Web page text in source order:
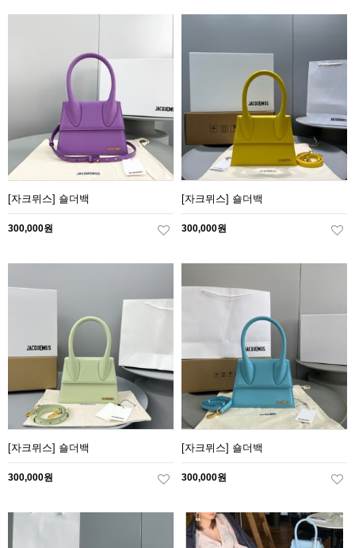
[자크뮈스] 숄더백
300,000원
[자크뮈스] 숄더백
300,000원
[자크뮈스] 숄더백
300,000원
[자크뮈스] 숄더백
300,000원